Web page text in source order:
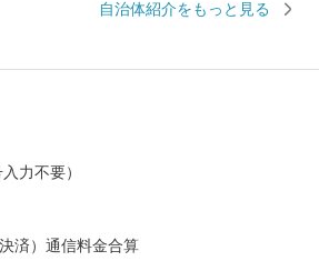
ホタテ、鮭などの豊富な魚介類を味わえ
自治体紹介をもっと見る
力不要）
済）通信料金合算